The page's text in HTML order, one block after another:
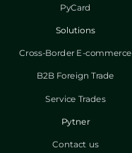
PyCard
Solutions
Cross-Border E-commerce
B2B Foreign Trade
Service Trades
Pytner
Contact us